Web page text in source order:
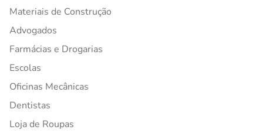
Materiais de Construção
Advogados
Farmácias e Drogarias
Escolas
Oficinas Mecânicas
Dentistas
Loja de Roupas